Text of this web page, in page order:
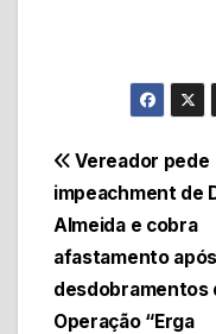
de
Post
Vereador pede
impeachment de
Almeida e cobra
afastamento após
desdobramentos
Operação “Erga